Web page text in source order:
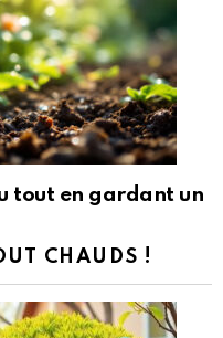
tout en gardant un
CHAUDS !